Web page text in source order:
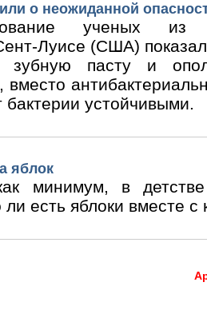
о неожиданной
ученых из
Луисе (США)
пасту и
вместо
бактерии устойчивыми.
яблок
минимум, в
есть яблоки вместе с